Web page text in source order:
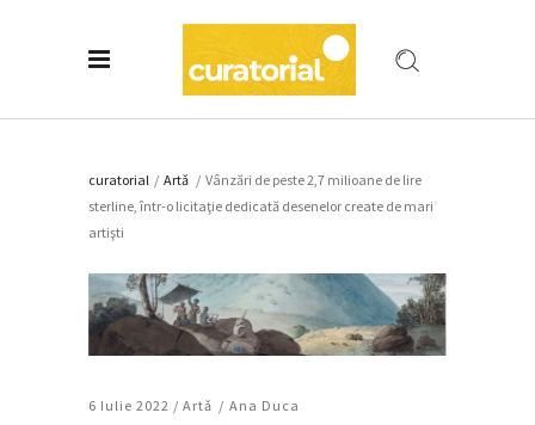
curatorial / Artǎ / Vânzări de peste 2,7 milioane de lire
sterline, într-o licitaţie dedicată desenelor create de mari
artişti
6 Iulie 2022 / Artǎ Ana Duca